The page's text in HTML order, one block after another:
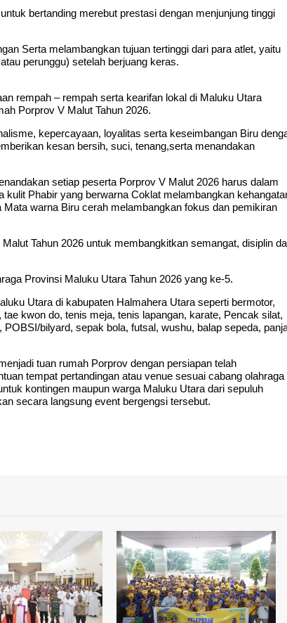
bertanding merebut prestasi dengan menjunjung tinggi
Serta melambangkan tujuan tertinggi dari para atlet, yaitu
perunggu) setelah berjuang keras.
rempah – rempah serta kearifan lokal di Maluku Utara
Porprov V Malut Tahun 2026.
kepercayaan, loyalitas serta keseimbangan Biru
kesan bersih, suci, tenang,serta menandakan
setiap peserta Porprov V Malut 2026 harus dalam
Phabir yang berwarna Coklat melambangkan
warna Biru cerah melambangkan fokus dan pemikiran
Tahun 2026 untuk membangkitkan semangat, disiplin
Provinsi Maluku Utara Tahun 2026 yang ke-5.
Utara di kabupaten Halmahera Utara seperti bermotor,
kwon do, tenis meja, tenis lapangan, karate, Pencak silat,
bilyard, sepak bola, futsal, wushu, balap sepeda,
tuan rumah Porprov dengan persiapan telah
tempat pertandingan atau venue sesuai cabang olahraga
kontingen maupun warga Maluku Utara dari sepuluh
secara langsung event bergengsi tersebut.